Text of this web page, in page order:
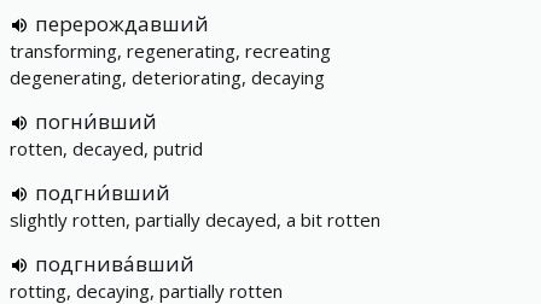
перерождавший
transforming, regenerating, recreating
degenerating, deteriorating, decaying
погни́вший
rotten, decayed, putrid
подгни́вший
slightly rotten, partially decayed, a bit rotten
подгнива́вший
rotting, decaying, partially rotten